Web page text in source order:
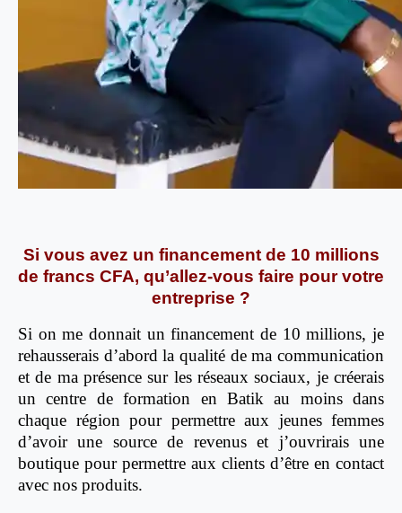
Si vous avez un financement de 10 millions
de francs CFA, qu’allez-vous faire pour votre
entreprise ?
Si on me donnait un financement de 10 millions, je
rehausserais d’abord la qualité de ma communication
et de ma présence sur les réseaux sociaux, je créerais
un centre de formation en Batik au moins dans
chaque région pour permettre aux jeunes femmes
d’avoir une source de revenus et j’ouvrirais une
boutique pour permettre aux clients d’être en contact
avec nos produits.